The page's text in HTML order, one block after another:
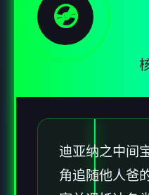
💿
迪亚纳之中间
角追随他人爸